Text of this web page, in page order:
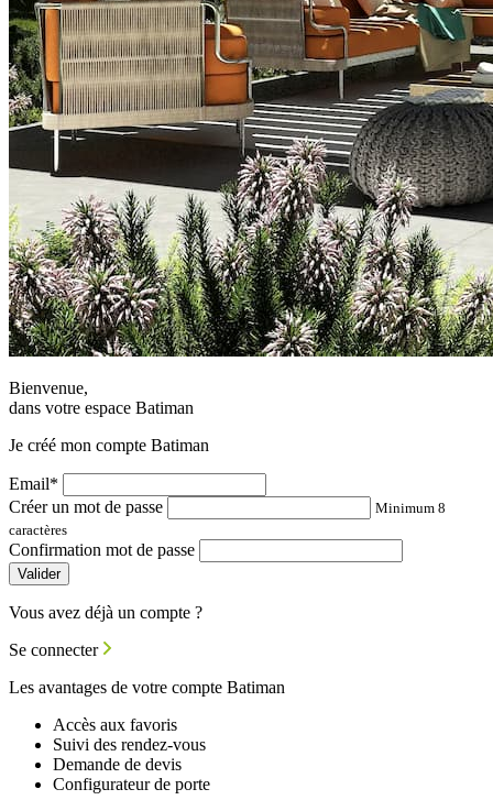
Bienvenue,
dans votre espace Batiman
Je créé mon compte Batiman
Email*
Créer un mot de passe
Minimum 8
caractères
Confirmation mot de passe
Valider
Vous avez déjà un compte ?
Se connecter
Les avantages de votre compte Batiman
Accès aux favoris
Suivi des rendez-vous
Demande de devis
Configurateur de porte